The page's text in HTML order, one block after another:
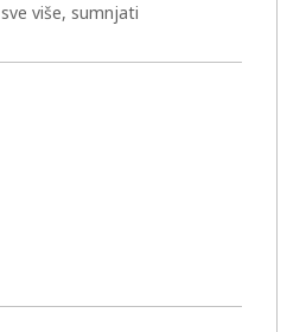
sve više, sumnjati